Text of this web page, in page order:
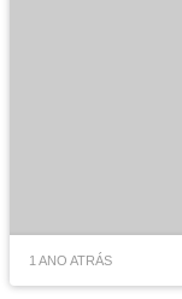
1 ANO ATRÁS